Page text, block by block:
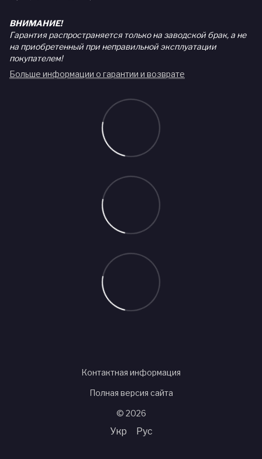
ВНИМАНИЕ!
Гарантия распространяется только на заводской брак, а не
на приобретенный при неправильной эксплуатации
покупателем!
Больше информации о гарантии и возврате
Контактная информация
Полная версия сайта
© 2026
Укр Рус